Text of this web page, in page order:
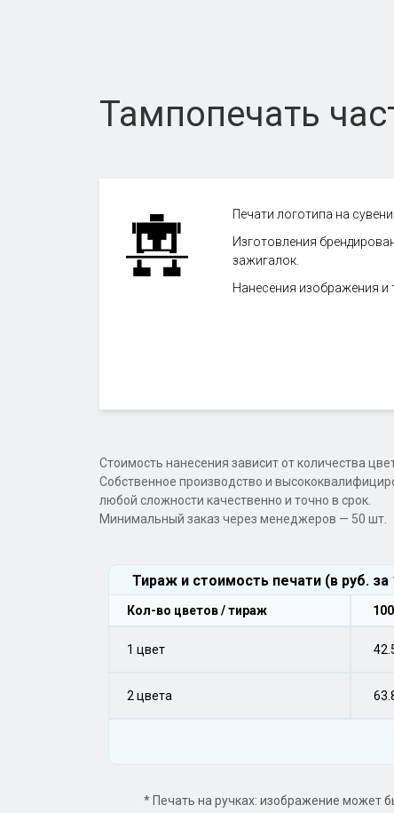
Тампопечать
Печати логотипа на
Изготовления
зажигалок.
Нанесения изображения и
Стоимость нанесения зависит от количества
Собственное производство и
любой сложности качественно и точно в срок.
Минимальный заказ через менеджеров — 50 шт.
Тираж и стоимость печати (в руб.
Кол-во цветов / тираж 100
1 цвет
2 цвета
* Печать на ручках: изображение может